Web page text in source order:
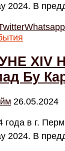
2024. В
Whatsapp
XIV
Бу
26.05.2024
года в г.
2024. В